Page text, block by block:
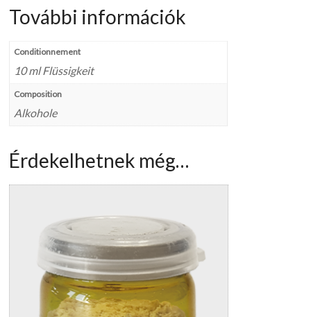
További információk
Conditionnement
10 ml Flüssigkeit
Composition
Alkohole
Érdekelhetnek még…